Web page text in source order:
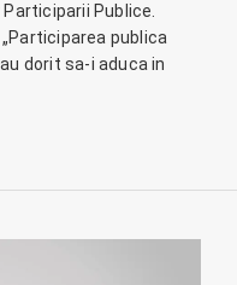
Publice.
publica
dorit sa-i aduca in